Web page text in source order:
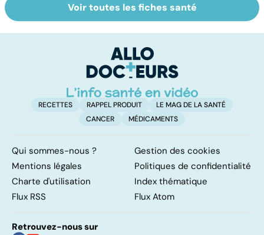
Troubles anxieux,
une anxiété
Un rhume, ça se
soigne ?
Voir toutes les fiches santé
RECETTES RAPPEL PRODUIT
LE MAG DE LA SANTÉ
CANCER
MÉDICAMENTS
Qui sommes-nous ?
Gestion des cookies
Mentions légales
Politiques de confidentialité
Charte d'utilisation
Index thématique
Flux RSS
Flux Atom
Retrouvez-nous sur